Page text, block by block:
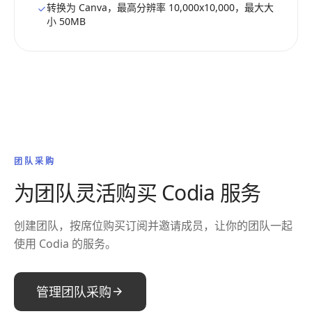
转换为 Canva，最高分辨率 10,000x10,000，最大大
小 50MB
团队采购
为团队灵活购买 Codia 服务
创建团队，按席位购买订阅并邀请成员，让你的团队一起
使用 Codia 的服务。
管理团队采购